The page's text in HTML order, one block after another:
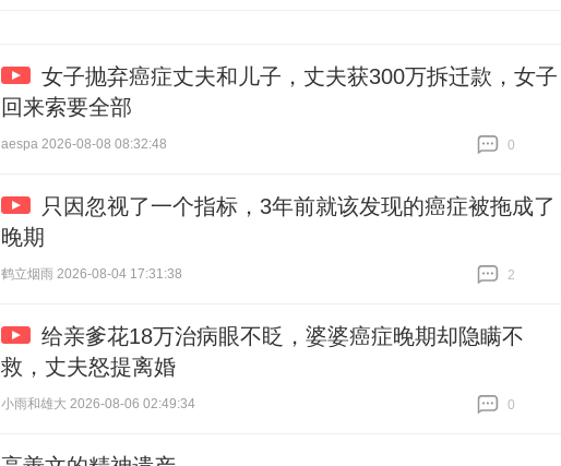
女子抛弃癌症丈夫和儿子，丈夫获300万拆迁款，女子
回来索要全部
aespa 2026-08-08 08:32:48
0
只因忽视了一个指标，3年前就该发现的癌症被拖成了
晚期
鹤立烟雨 2026-08-04 17:31:38
2
给亲爹花18万治病眼不眨，婆婆癌症晚期却隐瞒不
救，丈夫怒提离婚
小雨和雄大 2026-08-06 02:49:34
0